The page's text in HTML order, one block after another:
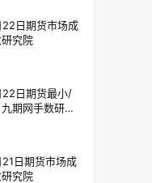
22日期货市场成
究院
22日期货最小/
期网手数研究
21日期货市场成
究院